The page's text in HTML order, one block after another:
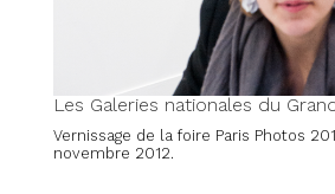
Les Galeries nationales du
Vernissage de la foire Paris Photos
novembre 2012.